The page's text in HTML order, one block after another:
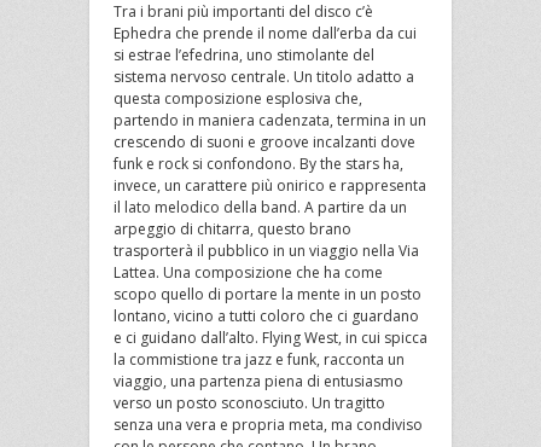
Tra i brani più importanti del disco c’è
Ephedra che prende il nome dall’erba da cui
si estrae l’efedrina, uno stimolante del
sistema nervoso centrale. Un titolo adatto a
questa composizione esplosiva che,
partendo in maniera cadenzata, termina in un
crescendo di suoni e groove incalzanti dove
funk e rock si confondono. By the stars ha,
invece, un carattere più onirico e rappresenta
il lato melodico della band. A partire da un
arpeggio di chitarra, questo brano
trasporterà il pubblico in un viaggio nella Via
Lattea. Una composizione che ha come
scopo quello di portare la mente in un posto
lontano, vicino a tutti coloro che ci guardano
e ci guidano dall’alto. Flying West, in cui spicca
la commistione tra jazz e funk, racconta un
viaggio, una partenza piena di entusiasmo
verso un posto sconosciuto. Un tragitto
senza una vera e propria meta, ma condiviso